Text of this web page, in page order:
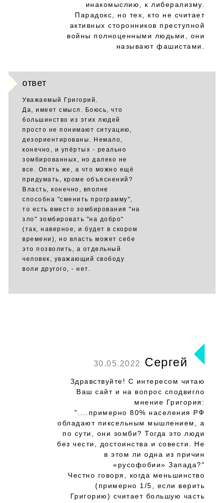
инакомыслию, к либерализму.
Парадокс, но тех, кто не считает
активных сторонников преступной
войны полноценными людьми, они
называют фашистами.
ответ
Уважаемый Григорий.
Да, имеет смысл. Боюсь, что
большинство из этих людей
просто не понимают ситуацию,
дезориентированы. Немало,
конечно, и упёртых - реально
зомбированных, но далеко не
все. Опять же, а что можно ещё
придумать, кроме объяснений?
Власть, конечно, вполне
способна "сменить программу",
то есть вместо зомбирования "на
зло" зомбировать "на добро"
(так, наверное, и будет в скором
времени), но власть может себе
это позволить, а отдельный
человек, уважающий свободу
воли другого, - нет.
30.05.2022 Сергей
Здравствуйте! С интересом читаю
Ваш сайт и на вопрос сподвигло
мнение Григория:
"....примерно 80% населения РФ
обладают пиксельным мышлением, а
по сути, они зомби? Тогда это люди
без чести, достоинства и совести. Не
в этом ли одна из причин
«русофобии» Запада?"
Честно говоря, когда меньшинство
(примерно 1/5, если верить
Григорию) считает большую часть